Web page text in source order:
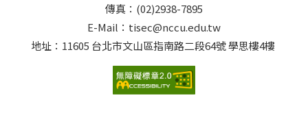
傳真：(02)2938-7895
E-Mail：tisec@nccu.edu.tw
地址：11605 台北市文山區指南路二段64號 學思樓4樓